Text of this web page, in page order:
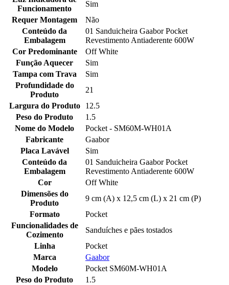
Funcionamento
Sim
Requer Montagem
Não
Conteúdo da
Embalagem
01 Sanduicheira Gaabor Pocket
Revestimento Antiaderente 600W
Cor Predominante
Off White
Função Aquecer
Sim
Tampa com Trava
Sim
Profundidade do
Produto
21
Largura do Produto
12.5
Peso do Produto
1.5
Nome do Modelo
Pocket - SM60M-WH01A
Fabricante
Gaabor
Placa Lavável
Sim
Conteúdo da
Embalagem
01 Sanduicheira Gaabor Pocket
Revestimento Antiaderente 600W
Cor
Off White
Dimensões do
Produto
9 cm (A) x 12,5 cm (L) x 21 cm (P)
Formato
Pocket
Funcionalidades de
Cozimento
Sanduíches e pães tostados
Linha
Pocket
Marca
Gaabor
Modelo
Pocket SM60M-WH01A
Peso do Produto
1.5